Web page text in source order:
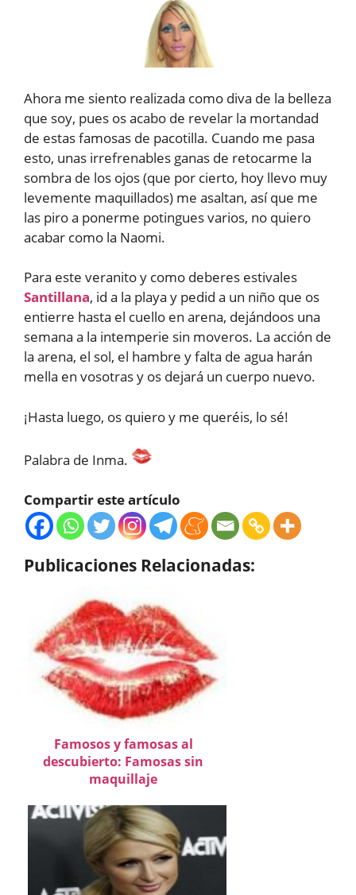
Ahora me siento realizada como diva de la belleza
que soy, pues os acabo de revelar la mortandad
de estas famosas de pacotilla. Cuando me pasa
esto, unas irrefrenables ganas de retocarme la
sombra de los ojos (que por cierto, hoy llevo muy
levemente maquillados) me asaltan, así que me
las piro a ponerme potingues varios, no quiero
acabar como la Naomi.
Para este veranito y como deberes estivales
Santillana, id a la playa y pedid a un niño que os
entierre hasta el cuello en arena, dejándoos una
semana a la intemperie sin moveros. La acción de
la arena, el sol, el hambre y falta de agua harán
mella en vosotras y os dejará un cuerpo nuevo.
¡Hasta luego, os quiero y me queréis, lo sé!
Palabra de Inma.
Compartir este artículo
Publicaciones Relacionadas:
Famosos y famosas al
descubierto: Famosas sin
maquillaje